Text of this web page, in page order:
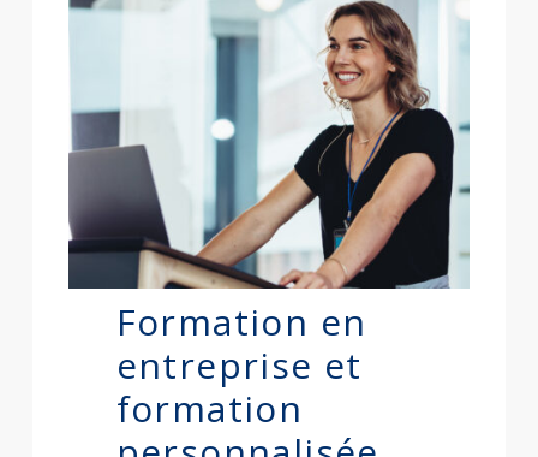
Formation en
entreprise et
formation